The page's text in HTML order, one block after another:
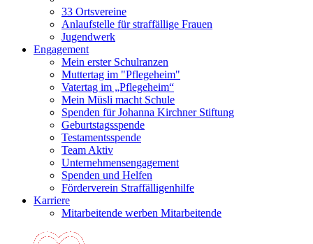
33 Ortsvereine
Anlaufstelle für straffällige Frauen
Jugendwerk
Engagement
Mein erster Schulranzen
Muttertag im "Pflegeheim"
Vatertag im „Pflegeheim“
Mein Müsli macht Schule
Spenden für Johanna Kirchner Stiftung
Geburtstagsspende
Testamentsspende
Team Aktiv
Unternehmensengagement
Spenden und Helfen
Förderverein Straffälligenhilfe
Karriere
Mitarbeitende werben Mitarbeitende